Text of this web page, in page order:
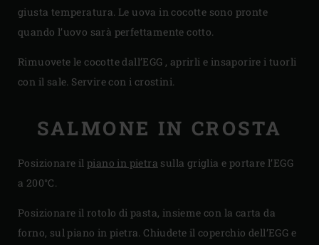
giusta temperatura. Le uova in cocotte sono pronte
quando l’uovo sarà perfettamente cotto.
Rimuovete le cocotte dall’EGG , aprirli e insaporire i tuorli
con il sale. Servire con i crostini.
SALMONE IN CROSTA
Posizionare il piano in pietra sulla griglia e portare l’EGG
a 200°C.
Posizionare il rotolo di pasta, insieme con la carta da
forno, sul piano in pietra. Chiudete il coperchio dell’EGG e